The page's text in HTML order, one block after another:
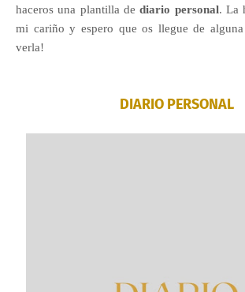
haceros una plantilla dediario personal. La
mi cariño y espero que os llegue de alguna
verla!
DIARIO PERSONAL